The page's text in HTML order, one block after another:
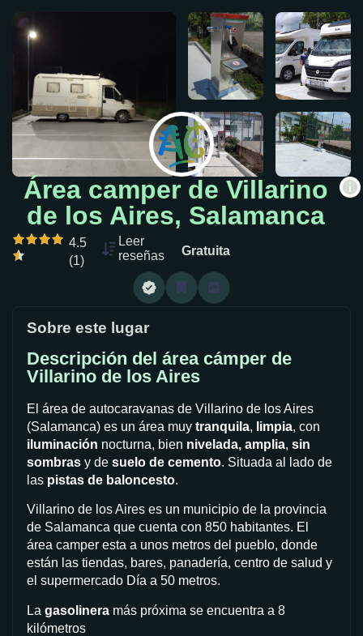
Área camper de Villarino
de los Aires, Salamanca
4.5
(1)
Leer
reseñas
Gratuita
Sobre este lugar
Descripción del área cámper de
Villarino de los Aires
El área de autocaravanas de Villarino de los Aires
(Salamanca) es un área muy tranquila, limpia, con
iluminación nocturna, bien nivelada, amplia, sin
sombras y de suelo de cemento. Situada al lado de
las pistas de baloncesto.
Villarino de los Aires es un municipio de la provincia
de Salamanca que cuenta con 850 habitantes. El
área camper esta a unos metros del pueblo, donde
están las tiendas, bares, panadería, centro de salud y
el supermercado Día a 50 metros.
La gasolinera más próxima se encuentra a 8
kilómetros